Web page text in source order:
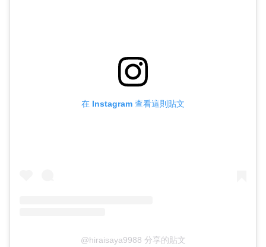
在 Instagram 查看這則貼文
@hiraisaya9988 分享的貼文